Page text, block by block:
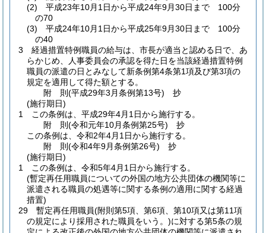
(2)
平成23年10月1日から平成24年9月30日まで 100分
の70
(3)
平成24年10月1日から平成25年9月30日まで 100分
の40
3
経過措置特例職員の給与は、市長が適当と認める日で、あ
らかじめ、人事委員会の承認を得た日を当該経過措置特例
職員の派遣の日とみなして新条例第4条第1項及び第3項の
規定を適用して得た額とする。
附 則(平成29年3月条例第13号) 抄
(施行期日)
1
この条例は、平成29年4月1日から施行する。
附 則(令和元年10月条例第25号) 抄
この条例は、令和2年4月1日から施行する。
附 則(令和4年9月条例第26号) 抄
(施行期日)
1
この条例は、令和5年4月1日から施行する。
(暫定再任用職員についての外国の地方公共団体の機関等に
派遣される職員の処遇等に関する条例の適用に関する経過
措置)
29
暫定再任用職員(附則第5項、第6項、第10項又は第11項
の規定により採用された職員をいう。)に対する第5条の規